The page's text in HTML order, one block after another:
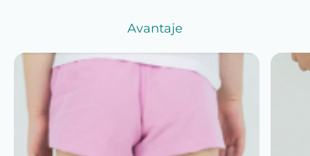
dislocarea articulației genunchiului,
răsucirea şi luxarea articulaţiei genunchiului,
instabilitate laterală a articulației genunchiului,
deteriorarea ligamentelor genunchiului LCL, MCL
şi ACL,
reconstrucţia ligamentelor genunchiului,
alte operaţii (ortopedice).
Avantaje